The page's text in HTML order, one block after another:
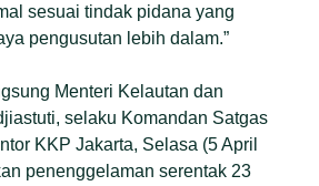
sesuai tindak pidana yang
pengusutan lebih dalam.”
Menteri Kelautan dan
selaku Komandan Satgas
KKP Jakarta, Selasa (5 April
penenggelaman serentak 23